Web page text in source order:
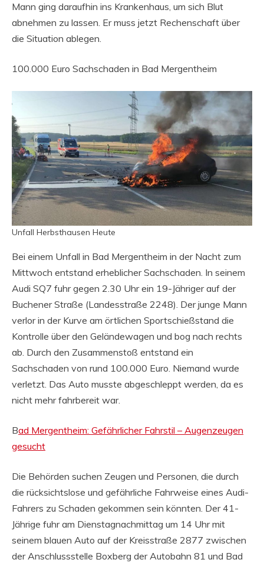
Mann ging daraufhin ins Krankenhaus, um sich Blut
abnehmen zu lassen. Er muss jetzt Rechenschaft über
die Situation ablegen.
100.000 Euro Sachschaden in Bad Mergentheim
Unfall Herbsthausen Heute
Bei einem Unfall in Bad Mergentheim in der Nacht zum
Mittwoch entstand erheblicher Sachschaden. In seinem
Audi SQ7 fuhr gegen 2.30 Uhr ein 19-Jähriger auf der
Buchener Straße (Landesstraße 2248). Der junge Mann
verlor in der Kurve am örtlichen Sportschießstand die
Kontrolle über den Geländewagen und bog nach rechts
ab. Durch den Zusammenstoß entstand ein
Sachschaden von rund 100.000 Euro. Niemand wurde
verletzt. Das Auto musste abgeschleppt werden, da es
nicht mehr fahrbereit war.
Bad Mergentheim: Gefährlicher Fahrstil – Augenzeugen
gesucht
Die Behörden suchen Zeugen und Personen, die durch
die rücksichtslose und gefährliche Fahrweise eines Audi-
Fahrers zu Schaden gekommen sein könnten. Der 41-
Jährige fuhr am Dienstagnachmittag um 14 Uhr mit
seinem blauen Auto auf der Kreisstraße 2877 zwischen
der Anschlussstelle Boxberg der Autobahn 81 und Bad